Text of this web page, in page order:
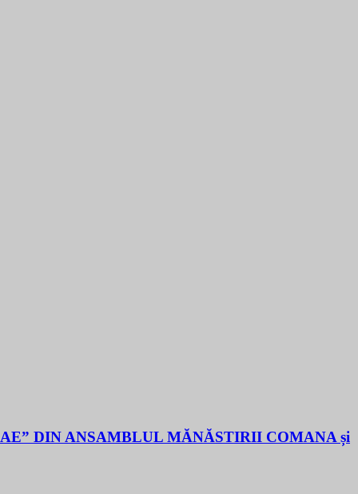
DIN ANSAMBLUL MĂNĂSTIRII COMANA și